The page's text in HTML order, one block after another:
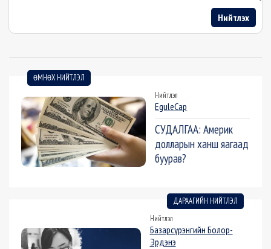
Нийтлэх
ӨМНӨХ НИЙТЛЭЛ
Нийтлэл
EguleCap
СУДАЛГАА: Америк
долларын ханш яагаад
буурав?
ДАРААГИЙН НИЙТЛЭЛ
Нийтлэл
Базарсүрэнгийн Болор-
Эрдэнэ